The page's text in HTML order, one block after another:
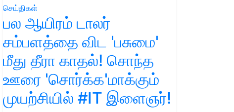
செய்திகள்
பல ஆயிரம் டாலர்
சம்பளத்தை விட 'பசுமை'
மீது தீரா காதல்! சொந்த
ஊரை 'சொர்க்க'மாக்கும்
முயற்சியில் #IT இளைஞர்!